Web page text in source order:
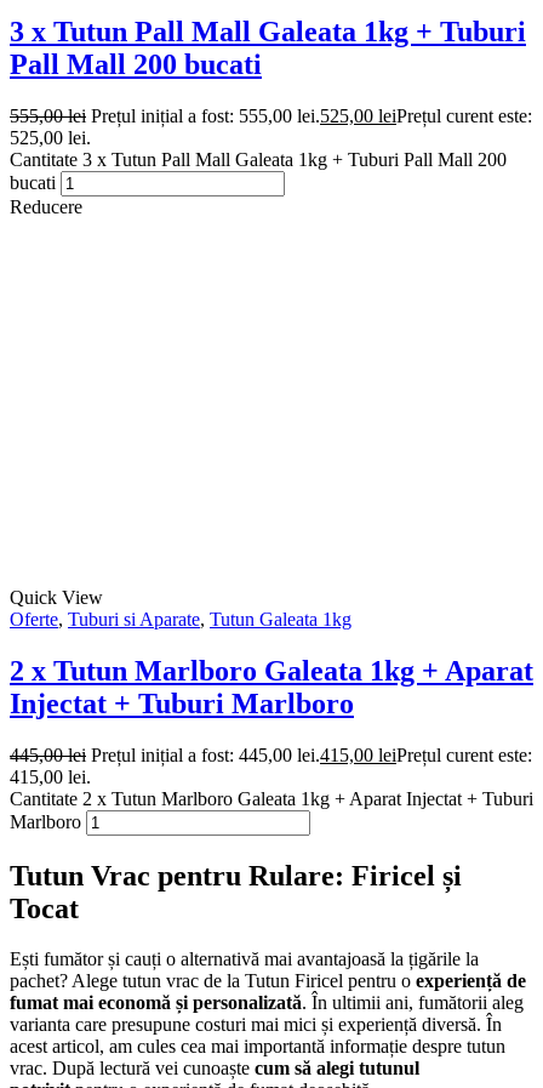
3 x Tutun Pall Mall Galeata 1kg + Tuburi
Pall Mall 200 bucati
555,00lei Prețul inițial a fost: 555,00 lei.525,00 leiPrețul curent este:
525,00 lei.
Cantitate 3 x Tutun Pall Mall Galeata 1kg + Tuburi Pall Mall 200
bucati
Reducere
Quick View
Oferte, Tuburi si Aparate, Tutun Galeata 1kg
2 x Tutun Marlboro Galeata 1kg + Aparat
Injectat + Tuburi Marlboro
445,00lei Prețul inițial a fost: 445,00 lei.415,00 leiPrețul curent este:
415,00 lei.
Cantitate 2 x Tutun Marlboro Galeata 1kg + Aparat Injectat + Tuburi
Marlboro
Tutun Vrac pentru Rulare: Firicel și
Tocat
Ești fumător și cauți o alternativă mai avantajoasă la țigările la
pachet? Alege tutun vrac de la Tutun Firicel pentru o experiență de
fumat mai economă și personalizată. În ultimii ani, fumătorii aleg
varianta care presupune costuri mai mici și experiență diversă. În
acest articol, am cules cea mai importantă informație despre tutun
vrac. După lectură vei cunoaște cum să alegi tutunul